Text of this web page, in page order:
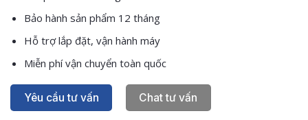
Bảo hành sản phẩm 12 tháng
Hỗ trợ lắp đặt, vận hành máy
Miễn phí vận chuyển toàn quốc
Yêu cầu tư vấn Chat tư vấn